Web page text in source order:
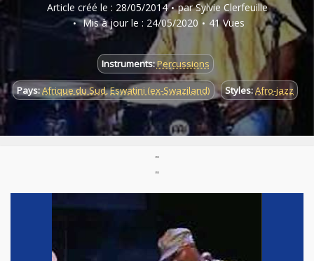
Article créé le : 28/05/2014 par Sylvie Clerfeuille
Mis à jour le : 24/05/2020
41 Vues
Instruments:Percussions
Pays:Afrique du Sud,Eswatini (ex-Swaziland) Styles:Afro-jazz
"
"